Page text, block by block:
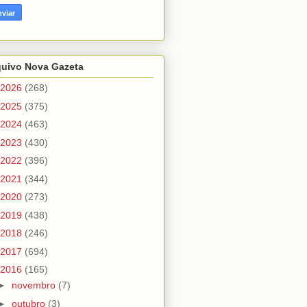
Nova Gazeta
2026 (268)
2025 (375)
2024 (463)
2023 (430)
2022 (396)
2021 (344)
2020 (273)
2019 (438)
2018 (246)
2017 (694)
2016 (165)
novembro (7)
outubro (3)